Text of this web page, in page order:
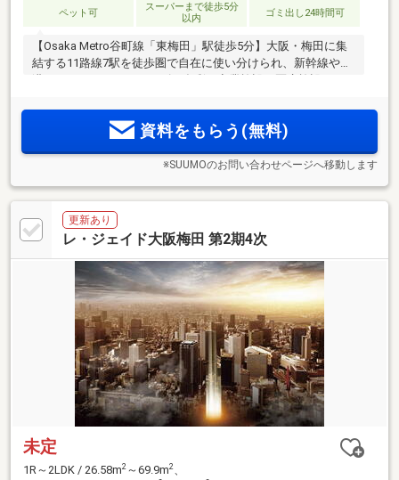
ペット可
スーパーまで徒歩5分
以内
ゴミ出し24時間可
【Osaka Metro谷町線「東梅田」駅徒歩5分】大阪・梅田に集
結する11路線7駅を徒歩圏で自在に使い分けられ、新幹線や空
ド大阪梅田＞誕生
資料をもらう(無料)
※SUUMOのお問い合わせページへ移動します
更新あり
レ・ジェイド大阪梅田 第2期4次
未定
1R～2LDK / 26.58m2 ～69.9m2、